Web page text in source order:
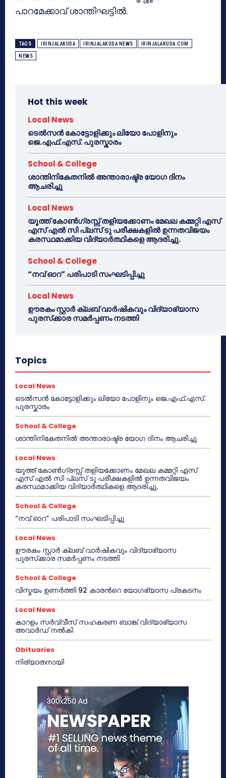
പാറമേക്കാവ് ശാന്തിഘട്ടില്‍.
TAGS IRINJALAKUDA IRINJALAKUDA NEWS IRINJALAKUDA.COM
NEWS
Hot this week
Local News
ടെൽസൻ കോട്ടോളിക്കും ലിയോ പോളിനും
ജെ.എഫ്.എസ്. പുരസ്കാരം
School & College
ശാന്തിനികേതനിൽ അന്താരാഷ്ട്ര യോഗ ദിനം
ആചരിച്ചു
Local News
യൂത്ത് കോൺഗ്രസ്സ് തളിയക്കോണം മേഖല കമ്മറ്റി എസ്
എസ് എൽ സി പ്ലസ് ടു പരീക്ഷകളിൽ ഉന്നതവിജയം
കരസ്ഥമാക്കിയ വിദ്യാർത്ഥികളെ ആദരിച്ചു.
School & College
“നവ് ഓറ” പരിപാടി സംഘടിപ്പിച്ചു
Local News
ഊരകം സ്റ്റാർ ക്ലബ് വാർഷികവും വിദ്യാഭ്യാസ
പുരസ്‌ക്കാര സമർപ്പണം നടത്തി
Topics
Local News
ടെൽസൻ കോട്ടോളിക്കും ലിയോ പോളിനും ജെ.എഫ്.എസ്.
പുരസ്കാരം
School & College
ശാന്തിനികേതനിൽ അന്താരാഷ്ട്ര യോഗ ദിനം ആചരിച്ചു
Local News
യൂത്ത് കോൺഗ്രസ്സ് തളിയക്കോണം മേഖല കമ്മറ്റി എസ്
എസ് എൽ സി പ്ലസ് ടു പരീക്ഷകളിൽ ഉന്നതവിജയം
കരസ്ഥമാക്കിയ വിദ്യാർത്ഥികളെ ആദരിച്ചു.
School & College
“നവ് ഓറ” പരിപാടി സംഘടിപ്പിച്ചു
Local News
ഊരകം സ്റ്റാർ ക്ലബ് വാർഷികവും വിദ്യാഭ്യാസ
പുരസ്‌ക്കാര സമർപ്പണം നടത്തി
School & College
വിസ്മയം ഉണർത്തി 92 കാരൻറെ യോഗഭ്യാസ പ്രകടനം
Local News
കാറളം സർവ്വീസ് സഹകരണ ബാങ്ക് വിദ്യാഭ്യാസ
അവാർഡ് നൽകി
Obituaries
നിര്യാതനായി